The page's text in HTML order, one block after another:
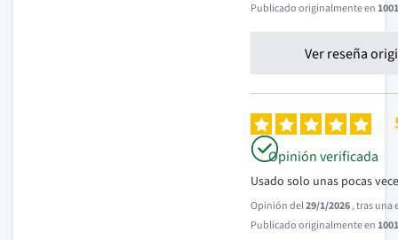
Publicado originalmente en
Ver reseña
Opinión verificada
Usado solo unas pocas
Opinión del29/1/2026, tras una
Publicado originalmente en